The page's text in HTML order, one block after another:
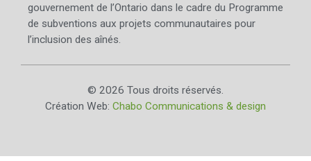
gouvernement de l’Ontario dans le cadre du Programme
de subventions aux projets communautaires pour
l’inclusion des aînés.
© 2026 Tous droits réservés.
Création Web: Chabo Communications & design